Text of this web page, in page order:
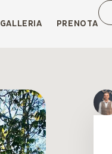
GALLERIA PRENOTA